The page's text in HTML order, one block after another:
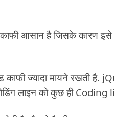
आसान है जिसके कारण
ज्यादा मायने रखती है.
लाइन को कुछ ही Coding